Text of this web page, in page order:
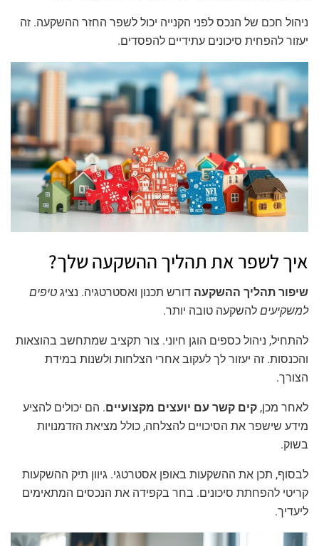
ניהול חכם של הנכס לפני הקנייה יכול לשפר החזר ההשקעה. זה
יעזור להפחית סיכונים עתידיים להפסדים.
איך לשפר את תהליך ההשקעה שלך?
שיפור תהליך ההשקעה דורש תכנון ואסטרטגיה. נציג טיפים
למשקיעים להשקעה טובה יותר.
להתחיל, ניהול כספים הוגן חיוני. צור תקציב שמתחשב בהוצאות
והכנסות. זה יעזור לך לעקוב אחרי הצלחות ולשנות במידת
הצורך.
לאחר מכן, קים קשר עם יועצים מקצועיים. הם יכולים להציע
מידע שישפר את הסיכויים להצלחה, כולל מציאת הזדמנויות
בשוק.
לבסוף, תכן את ההשקעות באופן אסטרטגי. גיוון תיק ההשקעות
קריטי להפחתת סיכונים. בחר בקפידה את הנכסים המתאימים
ליעדיך.